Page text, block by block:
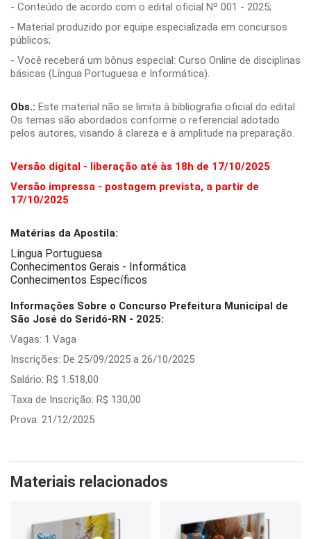
- Conteúdo de acordo com o edital oficial Nº 001 - 2025;
- Material produzido por equipe especializada em concursos
públicos;
- Você receberá um bônus especial: Curso Online de disciplinas
básicas (Língua Portuguesa e Informática).
Obs.: Este material não se limita à bibliografia oficial do edital.
Os temas são abordados conforme o referencial adotado
pelos autores, visando à clareza e à amplitude na preparação.
Versão digital - liberação até às 18h de 17/10/2025
Versão impressa - postagem prevista, a partir de
17/10/2025
Matérias da Apostila:
Língua Portuguesa
Conhecimentos Gerais - Informática
Conhecimentos Específicos
Informações Sobre o Concurso Prefeitura Municipal de
São José do Seridó-RN - 2025:
Vagas: 1 Vaga
Inscrições: De 25/09/2025 a 26/10/2025
Salário: R$ 1.518,00
Taxa de Inscrição: R$ 130,00
Prova: 21/12/2025
Materiais relacionados